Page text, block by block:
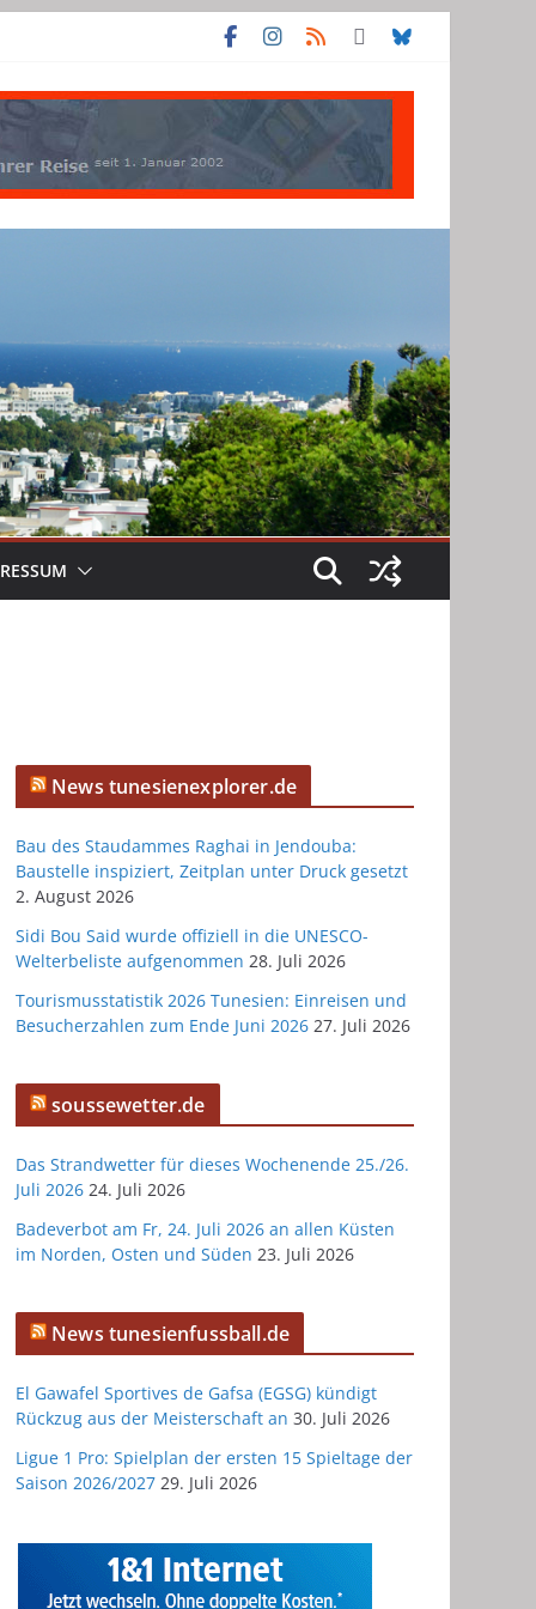
News tunesienexplorer.de
Bau des Staudammes Raghai in Jendouba:
Baustelle inspiziert, Zeitplan unter Druck gesetzt
2. August 2026
Sidi Bou Said wurde offiziell in die UNESCO-
Welterbeliste aufgenommen 28. Juli 2026
Tourismusstatistik 2026 Tunesien: Einreisen und
Besucherzahlen zum Ende Juni 2026 27. Juli 2026
soussewetter.de
Das Strandwetter für dieses Wochenende 25./26.
Juli 2026 24. Juli 2026
Badeverbot am Fr, 24. Juli 2026 an allen Küsten
im Norden, Osten und Süden 23. Juli 2026
News tunesienfussball.de
El Gawafel Sportives de Gafsa (EGSG) kündigt
Rückzug aus der Meisterschaft an 30. Juli 2026
Ligue 1 Pro: Spielplan der ersten 15 Spieltage der
Saison 2026/2027 29. Juli 2026